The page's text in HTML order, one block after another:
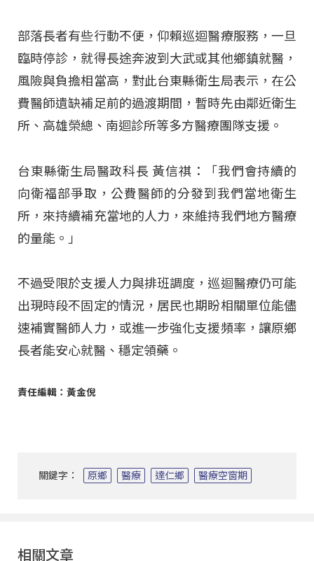
部落長者有些行動不便，仰賴巡迴醫療服務，一旦
臨時停診，就得長途奔波到大武或其他鄉鎮就醫，
風險與負擔相當高，對此台東縣衛生局表示，在公
費醫師遺缺補足前的過渡期間，暫時先由鄰近衛生
所、高雄榮總、南迴診所等多方醫療團隊支援。
台東縣衛生局醫政科長 黃信祺：「我們會持續的
向衛福部爭取，公費醫師的分發到我們當地衛生
所，來持續補充當地的人力，來維持我們地方醫療
的量能。」
不過受限於支援人力與排班調度，巡迴醫療仍可能
出現時段不固定的情況，居民也期盼相關單位能儘
速補實醫師人力，或進一步強化支援頻率，讓原鄉
長者能安心就醫、穩定領藥。
責任編輯：黃金倪
關鍵字： 原鄉 醫療 達仁鄉 醫療空窗期
相關文章